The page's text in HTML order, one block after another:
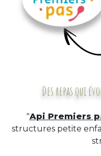
Des repas qui
"Api Premiers
structures petite